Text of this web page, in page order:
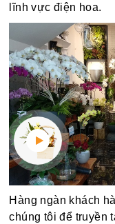
lĩnh vực điện hoa.
Hàng ngàn khách
chúng tôi để truyền